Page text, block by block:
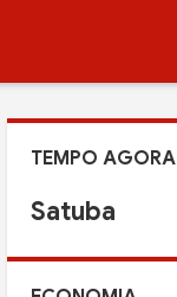
TEMPO AGORA
Satuba